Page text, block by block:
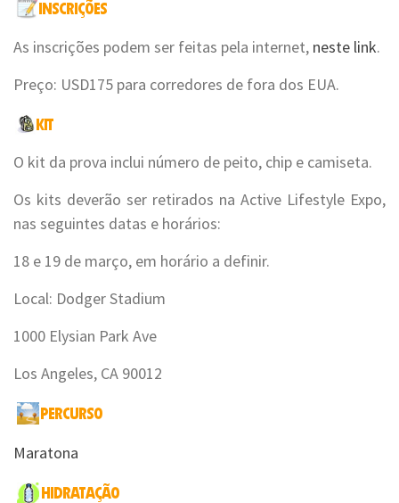
As inscrições podem ser feitas pela internet, neste link.
Preço: USD175 para corredores de fora dos EUA.
O kit da prova inclui número de peito, chip e camiseta.
Os kits deverão ser retirados na Active Lifestyle Expo,
nas seguintes datas e horários:
18 e 19 de março, em horário a definir.
Local: Dodger Stadium
1000 Elysian Park Ave
Los Angeles, CA 90012
Maratona